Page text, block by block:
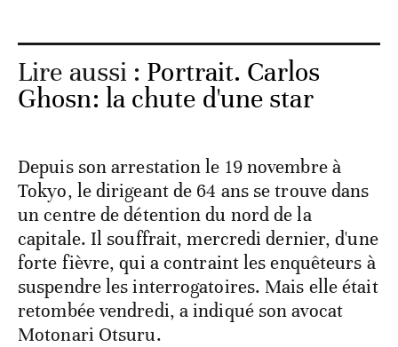
Lire aussi : Portrait. Carlos
Ghosn: la chute d'une star
Depuis son arrestation le 19 novembre à
Tokyo, le dirigeant de 64 ans se trouve dans
un centre de détention du nord de la
capitale. Il souffrait, mercredi dernier, d'une
forte fièvre, qui a contraint les enquêteurs à
suspendre les interrogatoires. Mais elle était
retombée vendredi, a indiqué son avocat
Motonari Otsuru.